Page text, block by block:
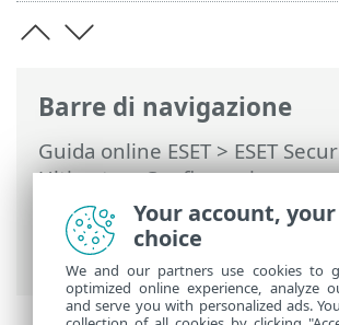
Barre di navigazione
Guida online ESET>ESET
Ultimate>Configurazione
Ripristina impostazioni della
configurazione avanzata >
impostazioni predefinite
Your account,
choice
We and our partners use cookies to
optimized online experience, analyze
and serve you with personalized ads.